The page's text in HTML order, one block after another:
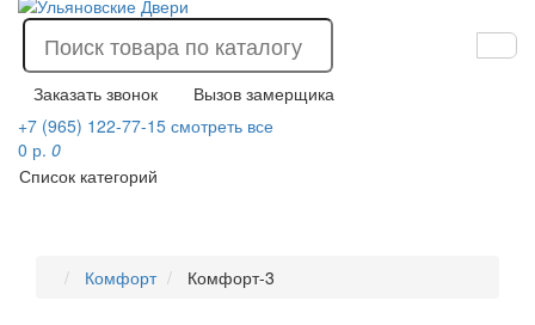
Заказать звонок
Вызов замерщика
+7 (965) 122-77-15 смотреть все
0 р. 0
Список категорий
Комфорт Комфорт-3